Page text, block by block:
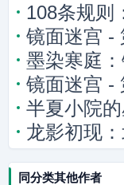
108条规则
镜面迷宫 -
墨染寒庭
镜面迷宫 -
半夏小院
龙影初现
同分类其他作者